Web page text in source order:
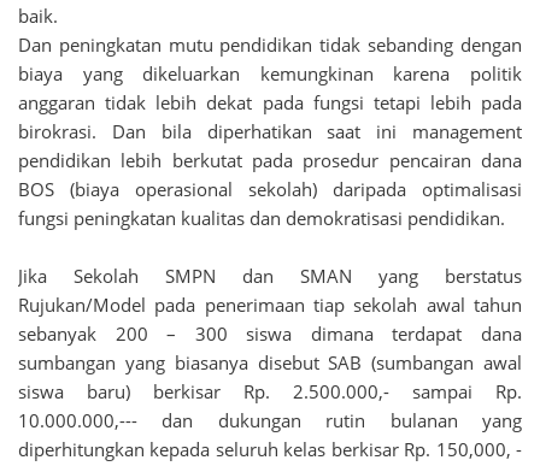
baik.
Dan peningkatan mutu pendidikan tidak sebanding dengan
biaya yang dikeluarkan kemungkinan karena politik
anggaran tidak lebih dekat pada fungsi tetapi lebih pada
birokrasi. Dan bila diperhatikan saat ini management
pendidikan lebih berkutat pada prosedur pencairan dana
BOS (biaya operasional sekolah) daripada optimalisasi
fungsi peningkatan kualitas dan demokratisasi pendidikan.
Jika Sekolah SMPN dan SMAN yang berstatus
Rujukan/Model pada penerimaan tiap sekolah awal tahun
sebanyak 200 – 300 siswa dimana terdapat dana
sumbangan yang biasanya disebut SAB (sumbangan awal
siswa baru) berkisar Rp. 2.500.000,- sampai Rp.
10.000.000,--- dan dukungan rutin bulanan yang
diperhitungkan kepada seluruh kelas berkisar Rp. 150,000, -